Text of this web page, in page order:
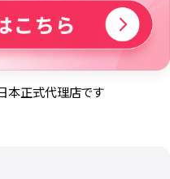
本正式代理店です